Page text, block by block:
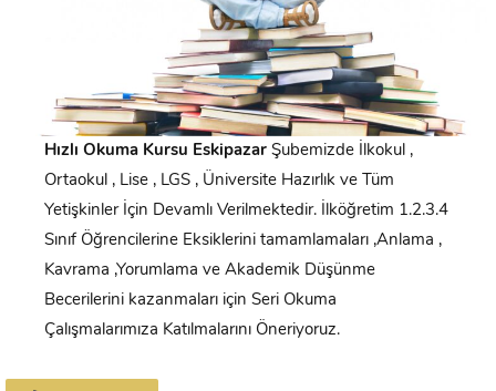
Hızlı Okuma Kursu EskipazarŞubemizde İlkokul ,
Ortaokul , Lise , LGS , Üniversite Hazırlık ve Tüm
Yetişkinler İçin Devamlı Verilmektedir. İlköğretim 1.2.3.4
Sınıf Öğrencilerine Eksiklerini tamamlamaları ,Anlama ,
Kavrama ,Yorumlama ve Akademik Düşünme
Becerilerini kazanmaları için Seri Okuma
Çalışmalarımıza Katılmalarını Öneriyoruz.